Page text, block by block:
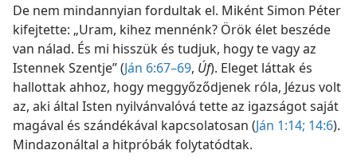
De nem mindannyian fordultak el. Miként Simon Péter
kifejtette: „Uram, kihez mennénk? Örök élet beszéde
van nálad. És mi hisszük és tudjuk, hogy te vagy az
Istennek Szentje” (Ján 6:67–69, Úf). Eleget láttak és
hallottak ahhoz, hogy meggyőződjenek róla, Jézus volt
az, aki által Isten nyilvánvalóvá tette az igazságot saját
magával és szándékával kapcsolatosan (Ján 1:14; 14:6).
Mindazonáltal a hitpróbák folytatódtak.